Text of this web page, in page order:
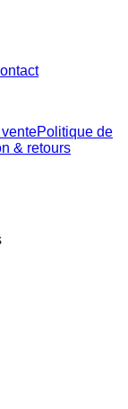
Politique de
& retours